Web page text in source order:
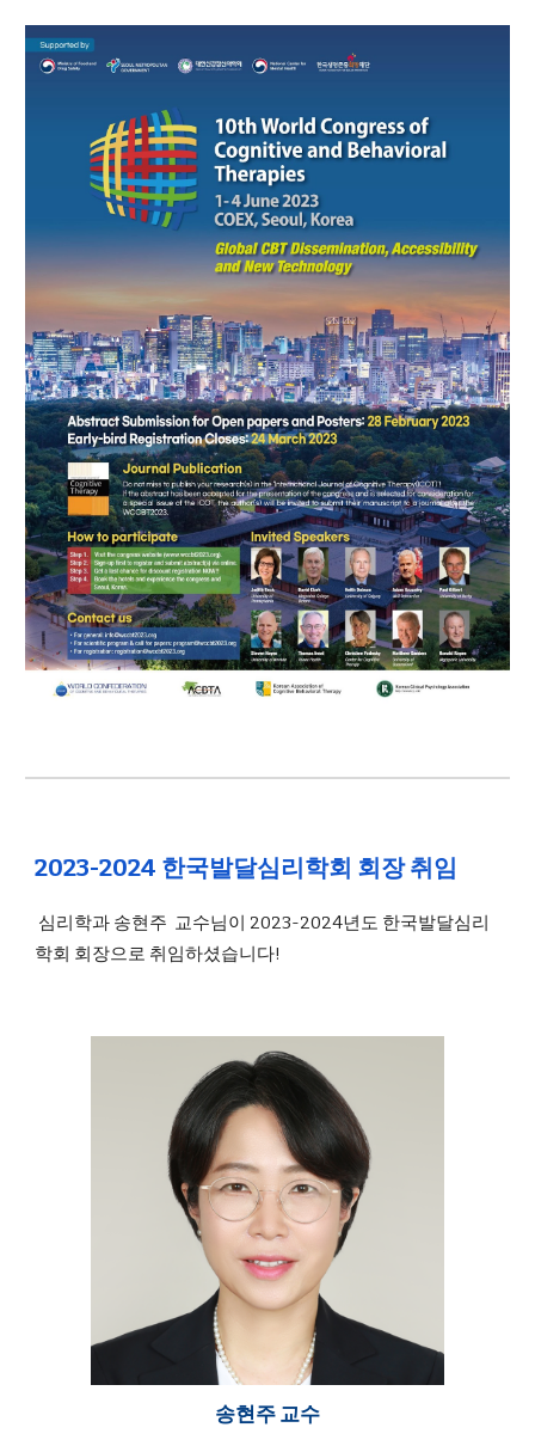
2023-2024 한국발달심리학회 회장 취임
심리학과 송현주 교수님이 2023-2024년도 한국발달심리
학회 회장으로 취임하셨습니다!
송현주 교수